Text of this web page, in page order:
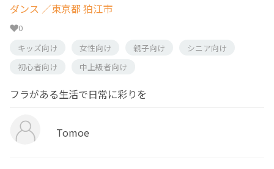
ダンス ／東京都 狛江市
0
キッズ向け
女性向け 親子向け
シニア向け
初心者向け
中上級者向け
フラがある生活で日常に彩りを
Tomoe